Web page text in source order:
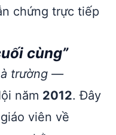
chứng trực tiếp
cùng”
trường —
năm 2012. Đây
viên về